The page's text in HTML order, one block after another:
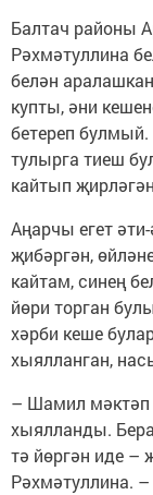
Балтач районы
Рәхмәтуллина
белән
купты, әни
бетереп
тулырга тиеш
кайтып
Аңарчы егет
җибәргән,
кайтам, синең
йөри торган
хәрби кеше
хыялланган,
– Шамил мәктәп
хыялланды.
тә йөргән иде –
Рәхмәтуллина.